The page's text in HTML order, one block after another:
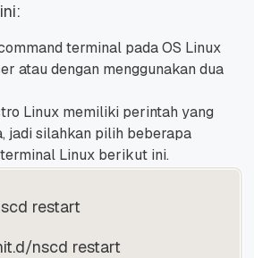
terminal pada OS Linux
atau dengan menggunakan dua
Linux memiliki perintah yang
jadi silahkan pilih beberapa
Linux berikut ini.
restart
nscd restart